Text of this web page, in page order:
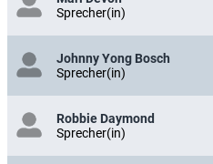
Sprecher(in)
Johnny Yong Bosch
Sprecher(in)
Robbie Daymond
Sprecher(in)